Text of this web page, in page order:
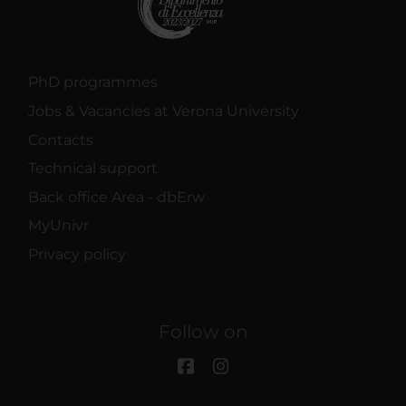
PhD programmes
Jobs & Vacancies at Verona University
Contacts
Technical support
Back office Area - dbErw
MyUnivr
Privacy policy
Follow on